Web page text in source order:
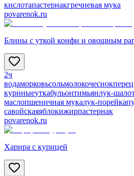
кислотапастернакгречневая мука
povarenok.ru
Блины с уткой конфи и овощным
2ч
водаморковьсольмолокочеснок
куриныеуткабульонтимьянлук-
маслопшеничная мукалук-порей
савойскаяяблокижирпастернак
povarenok.ru
Харира с курицей